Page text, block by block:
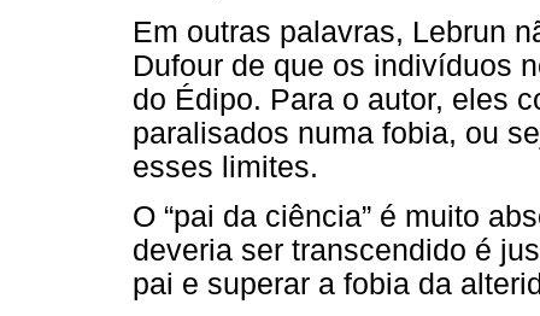
Em outras palavras, Lebrun
Dufour de que os indivíduos
do Édipo. Para o autor, eles
paralisados numa fobia, ou
esses limites.
O “pai da ciência” é muito
deveria ser transcendido é
pai e superar a fobia da